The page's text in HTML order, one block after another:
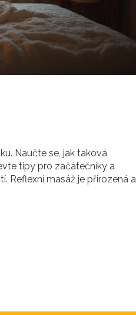
Naučte se, jak taková
tipy pro začátečníky a
Reflexní masáž je přirozená a